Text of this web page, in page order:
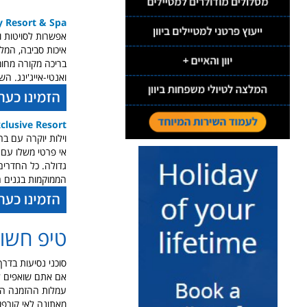
Resort & Spa
ואנטי-אייג'ינג.
Resort
וילות יוקרה עם
גדולה. כל
הממוקמות בגנים
טיפ
סוכני נסיעות
אם אתם שואפים
מאתונה לאי